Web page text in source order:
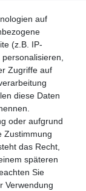
auf
(z.B. IP-
Zugriffe auf
diese Daten
oder aufgrund
Zustimmung
das Recht,
späteren
Sie
Verwendung